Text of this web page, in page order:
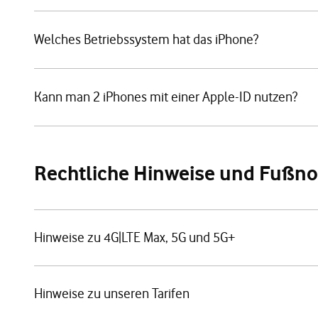
Welches Betriebssystem hat das iPhone?
Kann man 2 iPhones mit einer Apple-ID nutzen?
Rechtliche Hinweise und
Hinweise zu 4G|LTE Max, 5G und 5G+
Hinweise zu unseren Tarifen